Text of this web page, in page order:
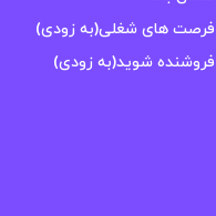
فرصت های شغلی(به زودی)
فروشنده شوید(به زودی)